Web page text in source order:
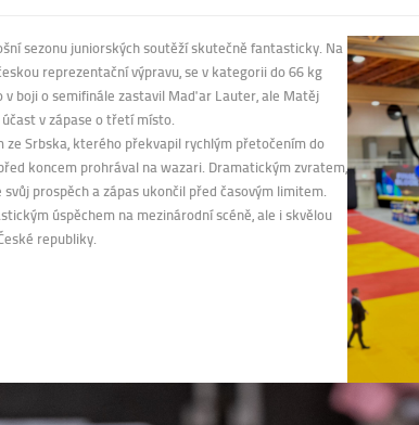
sezonu juniorských soutěží skutečně fantasticky. Na
reprezentační výpravu, se v kategorii do 66 kg
v boji o semifinále zastavil Maďar Lauter, ale Matěj
v zápase o třetí místo.​
Srbska, kterého překvapil rychlým přetočením do
koncem prohrával nawazari. Dramatickým zvratem,
svůj prospěch a zápas ukončil před časovým limitem.
úspěchem na mezinárodní scéně, ale i skvělou
republiky.